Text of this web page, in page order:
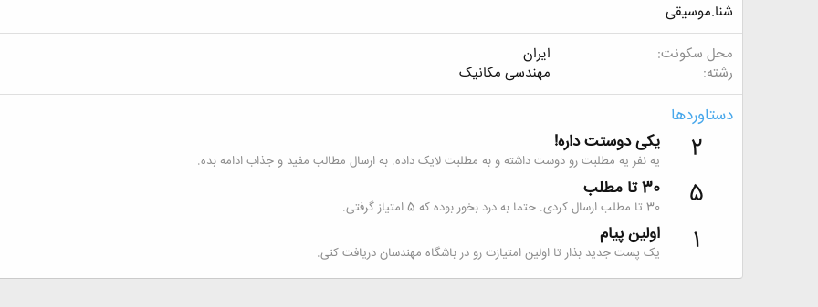
شنا.موسیقی
محل سکونت
ایران
رشته
مهندسی مکانیک
دستاوردها
2 یکی دوستت داره!
یه نفر یه مطلبت رو دوست داشته و به مطلبت لایک داده. به ارسال مطالب مفید و جذاب ادامه بده.
5 30 تا مطلب
30 تا مطلب ارسال کردی. حتما به درد بخور بوده که 5 امتیاز گرفتی.
1 اولین پیام
یک پست جدید بذار تا اولین امتیازت رو در باشگاه مهندسان دریافت کنی.